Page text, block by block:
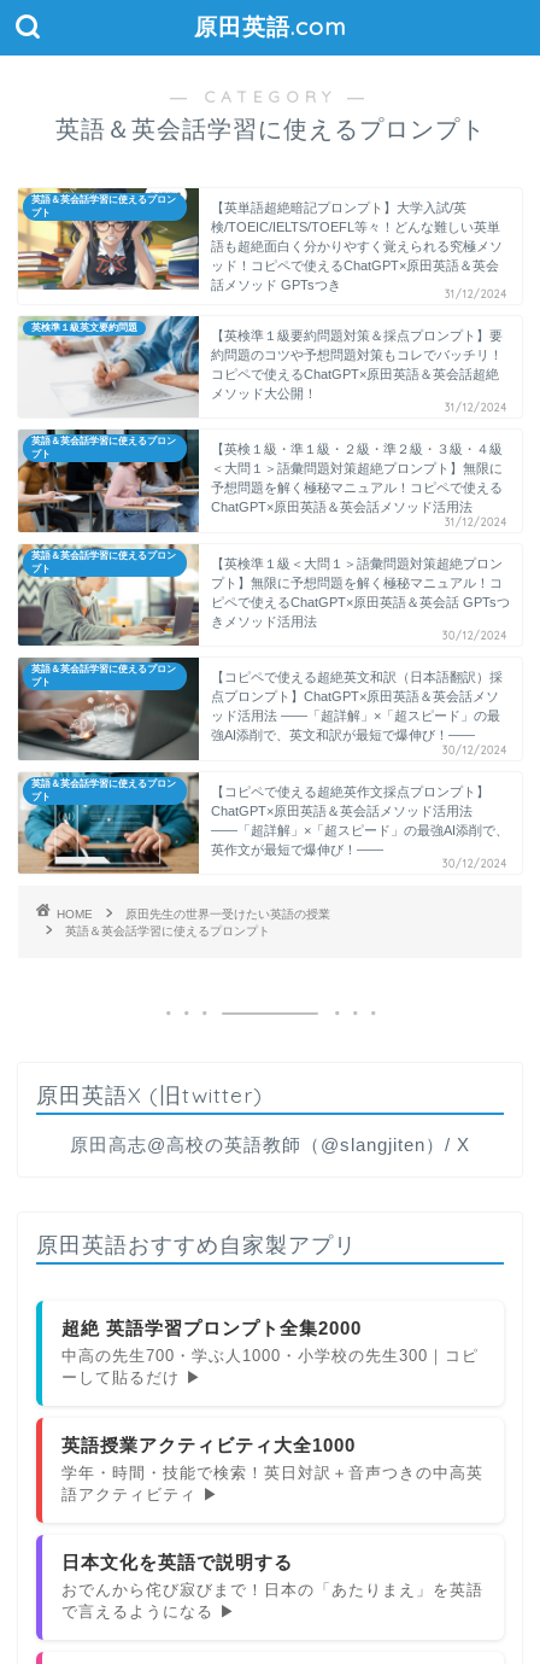
原田英語.com
― CATEGORY ―
英語＆英会話学習に使えるプロンプト
英語＆英会話学習に使えるプロン
プト
【英単語超絶暗記プロンプト】大学入試/英
検/TOEIC/IELTS/TOEFL等々！どんな難しい英単
語も超絶面白く分かりやすく覚えられる究極メソ
ッド！コピペで使えるChatGPT×原田英語＆英会
話メソッド GPTsつき
31/12/2024
英検準１級英文要約問題
【英検準１級要約問題対策＆採点プロンプト】要
約問題のコツや予想問題対策もコレでバッチリ！
コピペで使えるChatGPT×原田英語＆英会話超絶
メソッド大公開！
31/12/2024
英語＆英会話学習に使えるプロン
プト
【英検１級・準１級・２級・準２級・３級・４級
＜大問１＞語彙問題対策超絶プロンプト】無限に
予想問題を解く極秘マニュアル！コピペで使える
ChatGPT×原田英語＆英会話メソッド活用法
31/12/2024
英語＆英会話学習に使えるプロン
プト
【英検準１級＜大問１＞語彙問題対策超絶プロン
プト】無限に予想問題を解く極秘マニュアル！コ
ピペで使えるChatGPT×原田英語＆英会話 GPTsつ
きメソッド活用法
30/12/2024
英語＆英会話学習に使えるプロン
プト
【コピペで使える超絶英文和訳（日本語翻訳）採
点プロンプト】ChatGPT×原田英語＆英会話メソ
ッド活用法 ――「超詳解」×「超スピード」の最
強AI添削で、英文和訳が最短で爆伸び！――
30/12/2024
英語＆英会話学習に使えるプロン
プト
【コピペで使える超絶英作文採点プロンプト】
ChatGPT×原田英語＆英会話メソッド活用法
――「超詳解」×「超スピード」の最強AI添削で、
英作文が最短で爆伸び！――
30/12/2024
HOME
原田先生の世界一受けたい英語の授業
英語＆英会話学習に使えるプロンプト
原田英語X (旧twitter)
原田高志@高校の英語教師（@slangjiten）/ X
原田英語おすすめ自家製アプリ
超絶 英語学習プロンプト全集2000
中高の先生700・学ぶ人1000・小学校の先生300｜コピ
ーして貼るだけ ▶
英語授業アクティビティ大全1000
学年・時間・技能で検索！英日対訳＋音声つきの中高英
語アクティビティ ▶
日本文化を英語で説明する
おでんから侘び寂びまで！日本の「あたりまえ」を英語
で言えるようになる ▶